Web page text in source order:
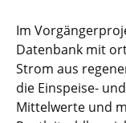
Im
Datenbank mit
Strom aus
die Einspeise-
Mittelwerte und